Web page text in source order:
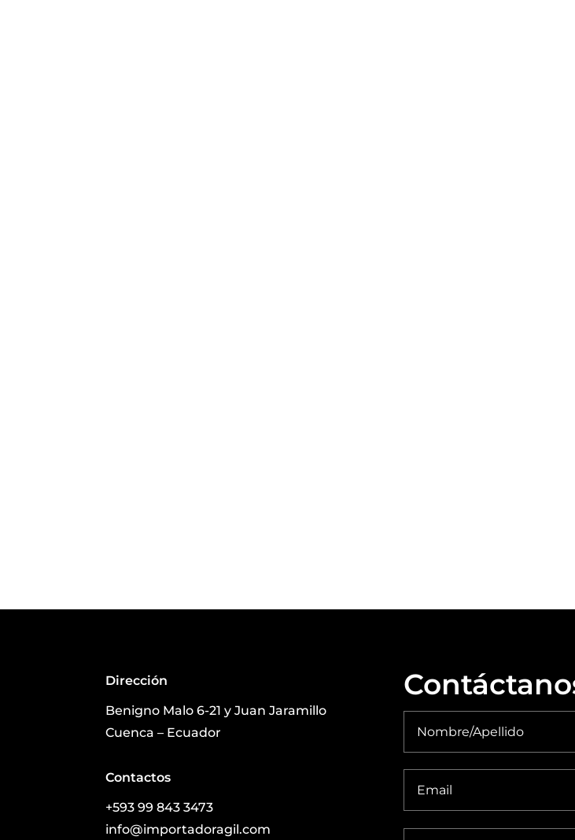
Dirección
Benigno Malo 6-21 y Juan Jaramillo
Cuenca – Ecuador
Contactos
+593 99 843 3473
info@importadoragil.com